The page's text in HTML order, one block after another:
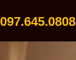
097.645.0808